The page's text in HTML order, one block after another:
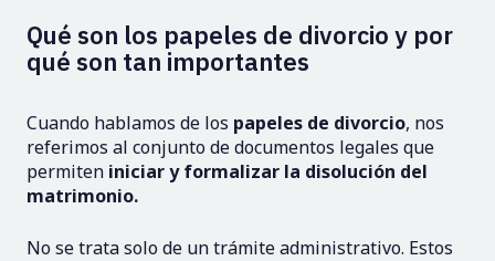
Qué son los papeles de divorcio y por
qué son tan importantes
Cuando hablamos de los papeles de divorcio, nos
referimos al conjunto de documentos legales que
permiten iniciar y formalizar la disolución del
matrimonio.
No se trata solo de un trámite administrativo. Estos